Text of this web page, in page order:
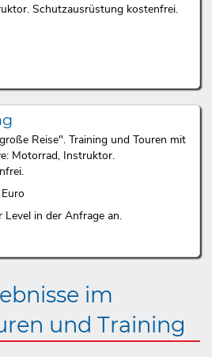
Schutzausrüstung kostenfrei.
Reise". Training und Touren mit
Motorrad, Instruktor.
in der Anfrage an.
im
und Training